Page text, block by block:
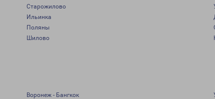
Старожилово
Ильинка
Поляны
Шилово
Воронеж - Бангкок